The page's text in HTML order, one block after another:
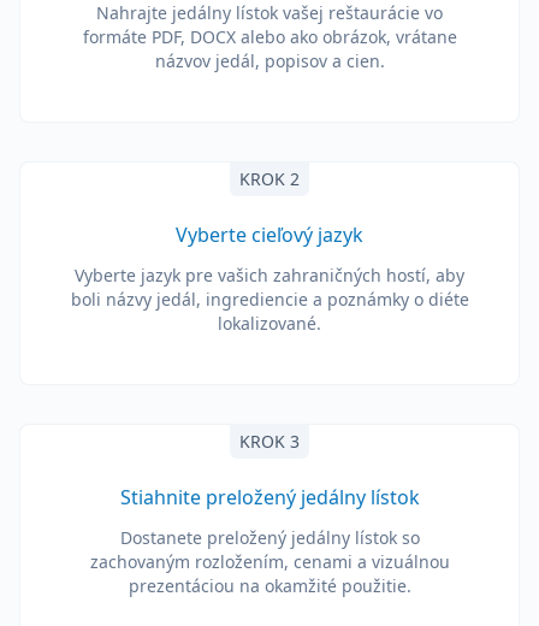
Nahrajte jedálny lístok vašej reštaurácie vo
formáte PDF, DOCX alebo ako obrázok, vrátane
názvov jedál, popisov a cien.
KROK 2
Vyberte cieľový jazyk
Vyberte jazyk pre vašich zahraničných hostí, aby
boli názvy jedál, ingrediencie a poznámky o diéte
lokalizované.
KROK 3
Stiahnite preložený jedálny lístok
Dostanete preložený jedálny lístok so
zachovaným rozložením, cenami a vizuálnou
prezentáciou na okamžité použitie.